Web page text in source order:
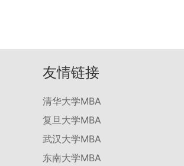
友情链接
清华大学MBA
复旦大学MBA
武汉大学MBA
东南大学MBA